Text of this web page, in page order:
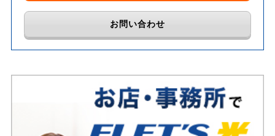
お問い合わせ